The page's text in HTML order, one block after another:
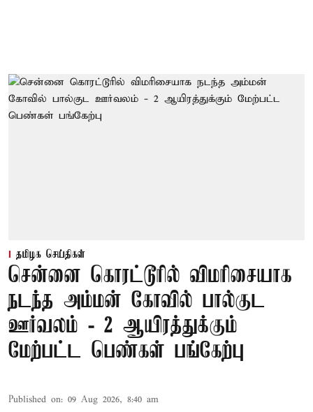
தமிழக செய்திகள்
சென்னை கொரட்டூரில் விமரிசையாக
நடந்த அம்மன் கோவில் பால்குட
ஊர்வலம் - 2 ஆயிரத்துக்கும்
மேற்பட்ட பெண்கள் பங்கேற்பு
Published on: 09 Aug 2026, 8:40 am